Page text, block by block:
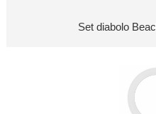
Set diabolo